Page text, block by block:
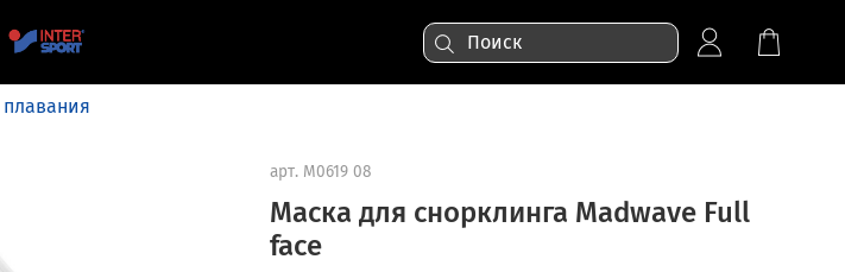
арт. M0619 08
Маска для снорклинга Madwave Full
face